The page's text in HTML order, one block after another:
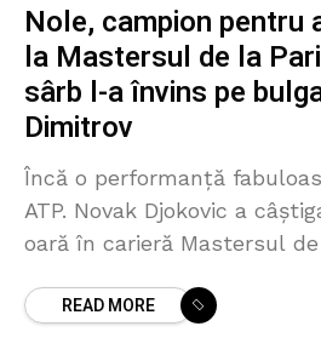
Nole, campion pentru
la Mastersul de la
sârb l-a învins pe
Dimitrov
Încă o performanță
ATP. Novak Djokovic a
oară în carieră Mastersul
competiție. Tenismenul sârb
READ MORE